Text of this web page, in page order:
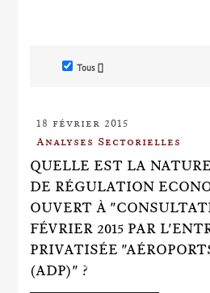
Tous []
18 février 2015
Analyses Sectorielles
QUELLE EST LA
DE RÉGULATION
OUVERT À
FÉVRIER 2015 PAR
PRIVATISÉE
(ADP)" ?